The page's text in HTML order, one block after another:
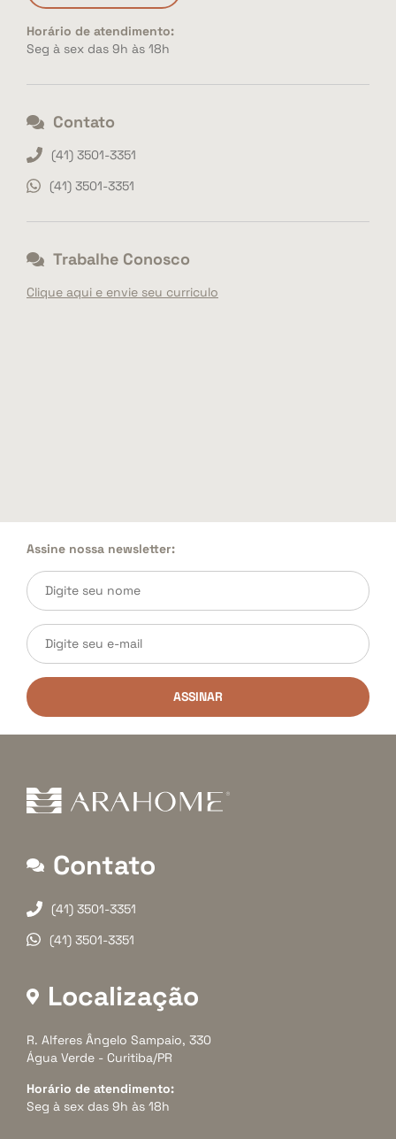
Horário de atendimento:
Seg à sex das 9h às 18h
Contato
(41) 3501-3351
(41) 3501-3351
Trabalhe Conosco
Clique aqui e envie seu curriculo
Assine nossa newsletter:
ASSINAR
Contato
(41) 3501-3351
(41) 3501-3351
Localização
R. Alferes Ângelo Sampaio, 330
Água Verde - Curitiba/PR
Horário de atendimento:
Seg à sex das 9h às 18h